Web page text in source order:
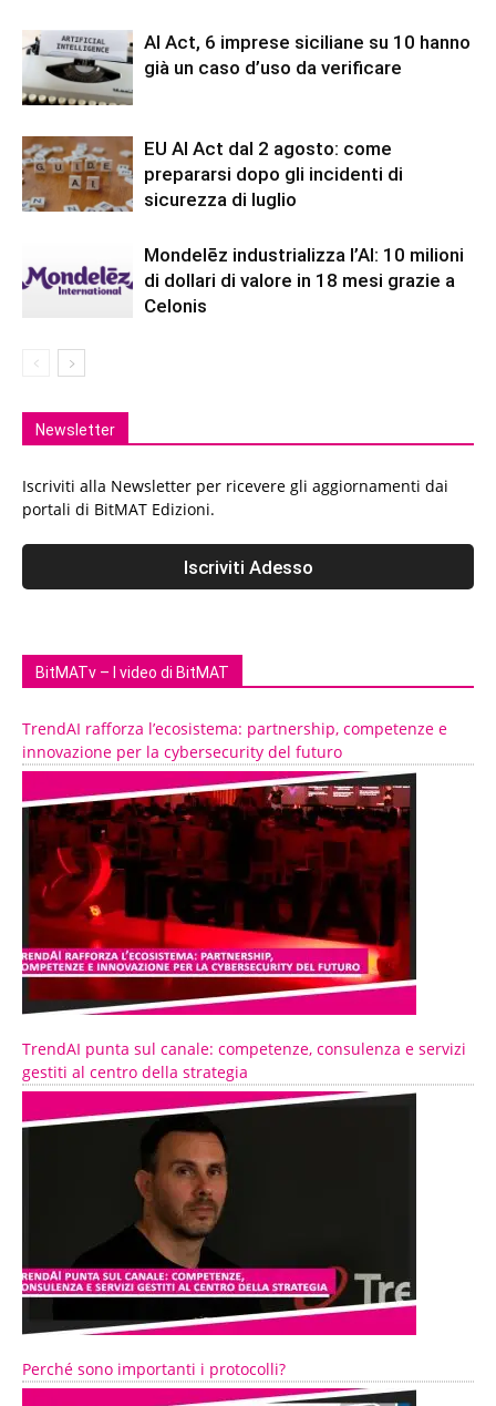
AI Act, 6 imprese siciliane su 10 hanno
già un caso d’uso da verificare
EU AI Act dal 2 agosto: come
prepararsi dopo gli incidenti di
sicurezza di luglio
Mondelēz industrializza l’AI: 10 milioni
di dollari di valore in 18 mesi grazie a
Celonis
Newsletter
Iscriviti alla Newsletter per ricevere gli aggiornamenti dai
portali di BitMAT Edizioni.
BitMATv – I video di BitMAT
TrendAI rafforza l’ecosistema: partnership, competenze e
innovazione per la cybersecurity del futuro
TrendAI punta sul canale: competenze, consulenza e servizi
gestiti al centro della strategia
Perché sono importanti i protocolli?